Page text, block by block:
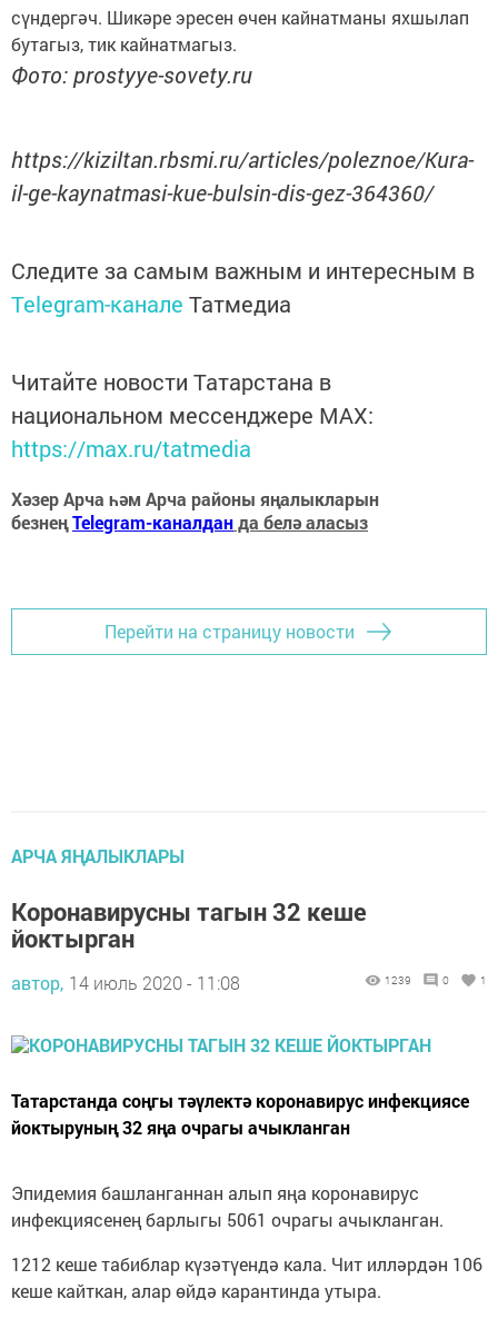
сүндергәч. Шикәре эресен өчен кайнатманы яхшылап
бутагыз, тик кайнатмагыз.
Фото: prostyye-sovety.ru
https://kiziltan.rbsmi.ru/articles/poleznoe/Kura-
il-ge-kaynatmasi-kue-bulsin-dis-gez-364360/
Следите за самым важным и интересным в
Telegram-канале Татмедиа
Читайте новости Татарстана в
национальном мессенджере MАХ:
https://max.ru/tatmedia
Хәзер Арча һәм Арча районы яңалыкларын
безнеңTelegram-каналданда белә аласыз
Перейти на страницу новости
АРЧА ЯҢАЛЫКЛАРЫ
Коронавирусны тагын 32 кеше
йоктырган
автор, 14 июль 2020 - 11:08 1239 0 1
Татарстанда соңгы тәүлектә коронавирус инфекциясе
йоктыруның 32 яңа очрагы ачыкланган
Эпидемия башланганнан алып яңа коронавирус
инфекциясенең барлыгы 5061 очрагы ачыкланган.
1212 кеше табиблар күзәтүендә кала. Чит илләрдән 106
кеше кайткан, алар өйдә карантинда утыра.